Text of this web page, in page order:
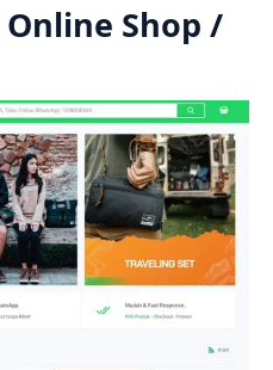
Online Shop /